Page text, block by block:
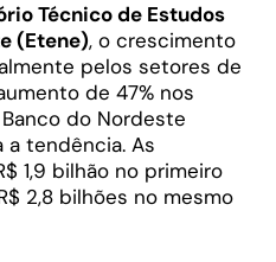
Técnico de Estudos
(Etene), o crescimento
pelos setores de
de 47% nos
do Nordeste
tendência. As
1,9 bilhão no primeiro
2,8 bilhões no mesmo